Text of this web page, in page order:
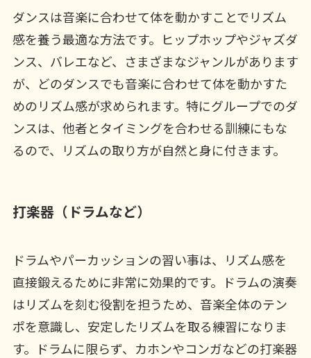
ダンスは音楽に合わせて体を動かすことでリズム
感を養う最適な方法です。ヒップホップやジャズダ
ンス、バレエなど、さまざまなジャンルがあります
が、どのダンスでも音楽に合わせて体を動かすた
めのリズム感が求められます。特にグループでのダ
ンスは、他者とタイミングを合わせる訓練にもな
るので、リズムの取り方が自然と身に付きます。
打楽器（ドラムなど）
ドラムやパーカッションの習い事は、リズム感を
直接鍛えるために非常に効果的です。ドラムの演奏
はリズムを刻む役割を担うため、音楽全体のテン
ポを意識し、安定したリズムを取る練習になりま
す。ドラムに限らず、カホンやコンガなどの打楽器